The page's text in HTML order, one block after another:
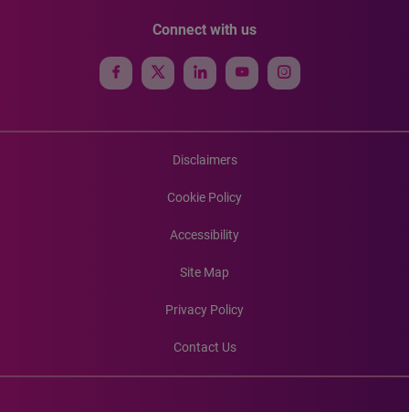
Connect with us
Disclaimers
Cookie Policy
Accessibility
Site Map
Privacy Policy
Contact Us